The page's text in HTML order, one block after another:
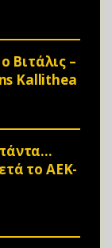
Βιτάλις –
Kallithea
το ΑΕΚ-